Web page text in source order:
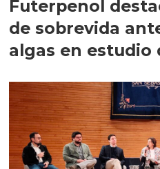
Futerpenol
de sobrevida
algas en estudio